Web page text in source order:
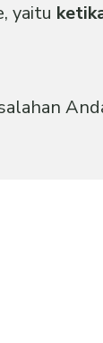
yaitu